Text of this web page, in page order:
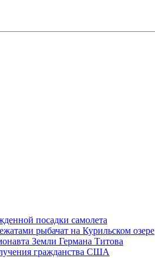
посадки самолета
рыбачат на Курильском озере
Земли Германа Титова
гражданства США